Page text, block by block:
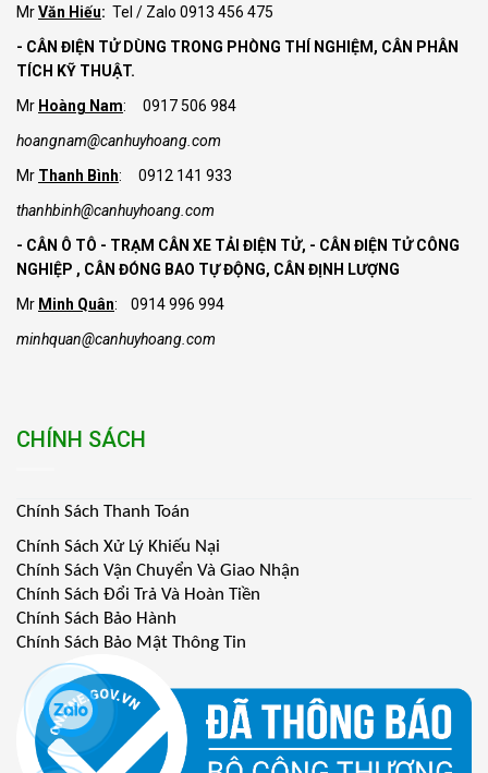
MrVăn Hiếu: Tel / Zalo 0913 456 475
- CÂN ĐIỆN TỬ DÙNG TRONG PHÒNG THÍ NGHIỆM, CÂN PHÂN
TÍCH KỸ THUẬT.
Mr Hoàng Nam: 0917 506 984
hoangnam@canhuyhoang.com
Mr Thanh Bình: 0912 141 933
thanhbinh@canhuyhoang.com
- CÂN Ô TÔ - TRẠM CÂN XE TẢI ĐIỆN TỬ, - CÂN ĐIỆN TỬ CÔNG
NGHIỆP , CÂN ĐÓNG BAO TỰ ĐỘNG, CÂN ĐỊNH LƯỢNG
Mr Minh Quân: 0914 996 994
minhquan@canhuyhoang.com
CHÍNH SÁCH
Chính Sách Thanh Toán
Chính Sách Xử Lý Khiếu Nại
Chính Sách Vận Chuyển Và Giao Nhận
Chính Sách Đổi Trả Và Hoàn Tiền
Chính Sách Bảo Hành
Chính Sách Bảo Mật Thông Tin